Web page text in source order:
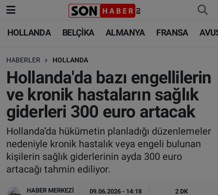
HOLLANDA BELÇİKA ALMANYA FRANSA
HABERLER HOLLANDA
Hollanda'da bazı engellilerin
ve kronik hastaların sağlık
giderleri 300 euro artacak
Hollanda’da hükümetin planladığı düzenlemeler
nedeniyle kronik hastalık veya engeli bulunan
kişilerin sağlık giderlerinin ayda 300 euro
artacağı tahmin ediliyor.
HABER MERKEZI 09.06.2026 - 14:18 2 DK
HOLLANDA
BELÇİKA
ALMANYA
FRANSA
AVUSTURYA
SAĞLIK - YAŞAM
BİLİM-TEKNOLOJİ
HOLLANDA
BELÇİKA
ALMANYA
TÜRKİYE
DÜNYA
BİLİM-TEKNOLOJİ
SAĞLIK
Nöbetçi Eczaneler
Hava Durumu
Trafik Durumu
Süper Lig Puan Durumu ve Fikstür
Tüm Manşetler
Son Dakika Haberleri
Haber Arşivi